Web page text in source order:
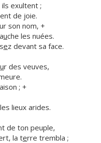
exultent ;
de joie.
son nom, +
uche les nuées.
ez devant sa face.
ur des veuves,
; +
lieux arides.
de ton peuple,
la terre trembla ;